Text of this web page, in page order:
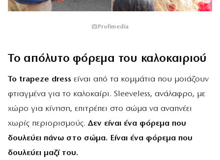
Profimedia
Το απόλυτο φόρεμα του καλοκαιριού
Το trapeze dress είναι από τα κομμάτια που μοιάζουν
φτιαγμένα για το καλοκαίρι. Sleeveless, ανάλαφρο, με
χώρο για κίνηση, επιτρέπει στο σώμα να αναπνέει
χωρίς περιορισμούς. Δεν είναι ένα φόρεμα που
δουλεύει πάνω στο σώμα. Είναι ένα φόρεμα που
δουλεύει μαζί του.